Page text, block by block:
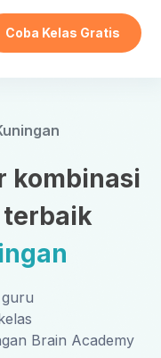
Coba Kelas Gratis
kombinasi
Brain Academy